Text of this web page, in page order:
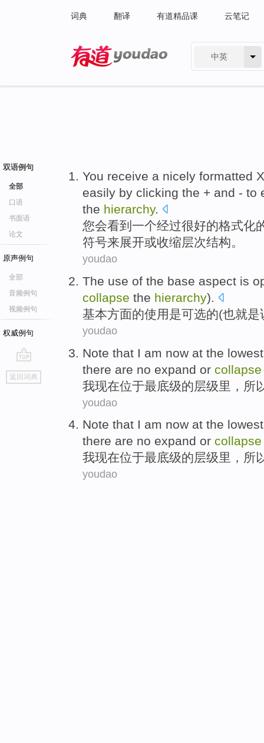
词典 翻译 有道精品课 云笔记
中英
双语例句
全部
口语
书面语
论文
原声例句
全部
音频例句
视频例句
权威例句
go
top
返回词典
You receive a nicely formatted
easily by clicking the + and - to
the hierarchy.
您会看到 一个经过很好的格式化
符号来展开或收缩层次结构。
youdao
The use of the base aspect is
collapse the hierarchy).
基本方面的使用是可选的(也就是
youdao
Note that I am now at the lowest
there are no expand or collapse
我现在位于最底级的层级里 ， 所
youdao
Note that I am now at the lowest
there are no expand or collapse
我现在位于最底级的层级里 ， 所
youdao